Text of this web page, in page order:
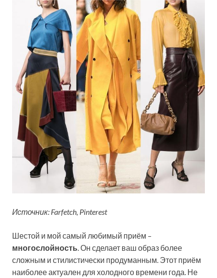
Источник: Farfetch, Pinterest
Шестой и мой самый любимый приём –
многослойность. Он сделает ваш образ более
сложным и стилистически продуманным. Этот приём
наиболее актуален для холодного времени года. Не